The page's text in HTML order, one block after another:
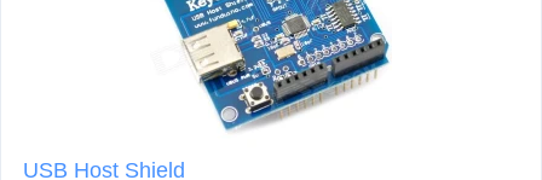
USB Host Shield